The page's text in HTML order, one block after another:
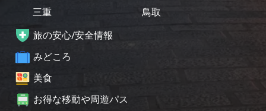
三重
鳥取
旅の安心/安全情報
みどころ
美食
お得な移動や周遊パス